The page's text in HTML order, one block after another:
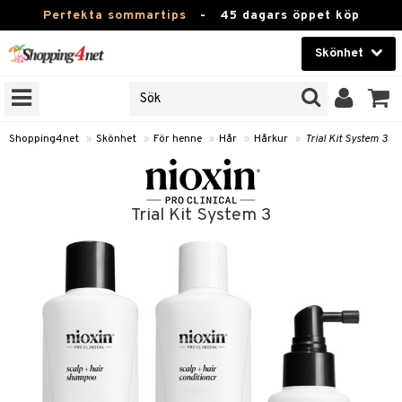
Perfekta sommartips - 45 dagars öppet köp
Skönhet
Skönhet
Kontaktlinser
Hem & Inredning
Leksaker, Barn & Baby
Varumärken
Kampanjer
Shopping4net » Skönhet » För henne » Hår » Hårkur » Trial Kit System 3
Trial Kit System 3